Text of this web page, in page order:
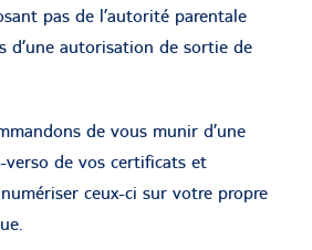
pas de l’autorité parentale
d’une autorisation de sortie de
de vous munir d’une
verso de vos certificats et
ceux-ci sur votre propre